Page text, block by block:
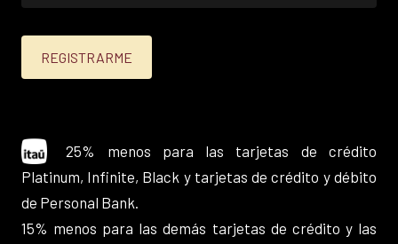
25% menos para las tarjetas de crédito
Platinum, Infinite, Black y tarjetas de crédito y débito
de Personal Bank.
15% menos para las demás tarjetas de crédito y las